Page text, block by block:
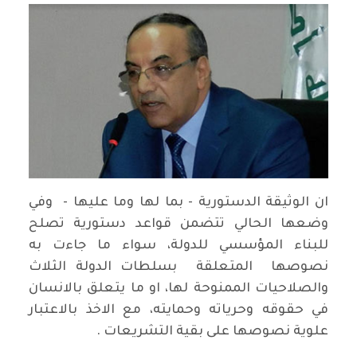
ان الوثيقة الدستورية - بما لها وما عليها - وفي
وضعها الحالي تتضمن قواعد دستورية تصلح
للبناء المؤسسي للدولة، سواء ما جاءت به
نصوصها المتعلقة بسلطات الدولة الثلاث
والصلاحيات الممنوحة لها، او ما يتعلق بالانسان
في حقوقه وحرياته وحمايته، مع الاخذ بالاعتبار
علوية نصوصها على بقية التشريعات .